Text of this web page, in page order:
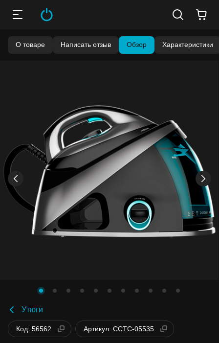
О товаре Написать отзыв Обзор Характеристики
‹ ›
Утюги
Код: 56562 Артикул: CCTC-05535
следующей покупки:детальнее